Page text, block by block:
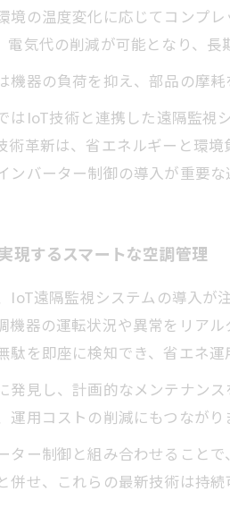
境の温度変化に応じてコンプ
気代の削減が可能となり、長
機器の負荷を抑え、部品の摩
はIoT技術と連携した遠隔監
術革新は、省エネルギーと環
ンバーター制御の導入が重要な
現するスマートな空調管理
遠隔監視システムの導入が
機器の運転状況や異常をリア
駄を即座に検知でき、省エネ運
発見し、計画的なメンテナン
用コストの削減にもつながり
ター制御と組み合わせること
併せ、これらの最新技術は持